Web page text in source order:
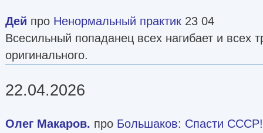
Дей про Ненормальный практик 23 04
Всесильный попаданец всех нагибает и всех
оригинального.
22.04.2026
Олег Макаров. про Большаков: Спасти